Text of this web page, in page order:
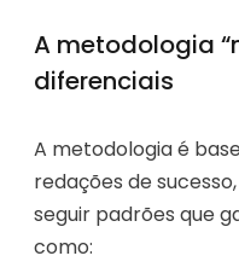
A metodologia
diferenciais
A metodologia é
redações de
seguir padrões que
como: